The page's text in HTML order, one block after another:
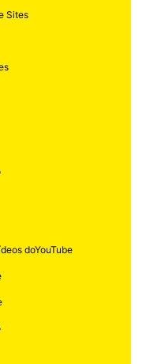
Sites
doYouTube